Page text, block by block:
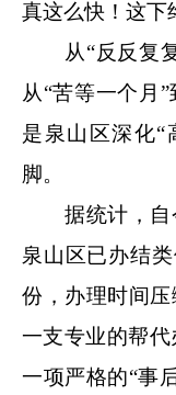
真这么快！这下
从“反反复复
从“苦等一个月
是泉山区深化“
脚。
据统计，自今
泉山区已办结
份，办理时间
一支专业的帮
一项严格的“事